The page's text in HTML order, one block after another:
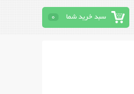
سبد خرید شما 0